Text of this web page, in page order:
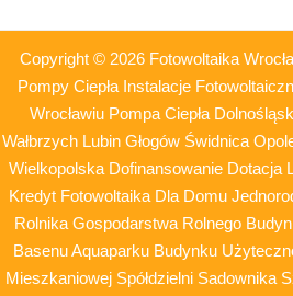
Copyright © 2026 Fotowoltaika
Pompy Ciepła Instalacje
Wrocławiu Pompa Ciepła
Wałbrzych Lubin Głogów Świdnica
Wielkopolska Dofinansowanie Dotacja
Kredyt Fotowoltaika Dla Domu
Rolnika Gospodarstwa Rolnego
Basenu Aquaparku Budynku
Mieszkaniowej Spółdzielni Sadownika